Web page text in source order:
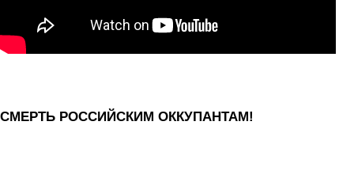
СМЕРТЬ РОССИЙСКИМ ОККУПАНТАМ!